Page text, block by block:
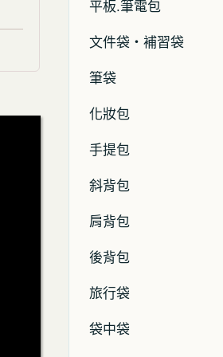
平板.筆電包
文件袋・補習袋
筆袋
化妝包
手提包
斜背包
肩背包
後背包
旅行袋
袋中袋